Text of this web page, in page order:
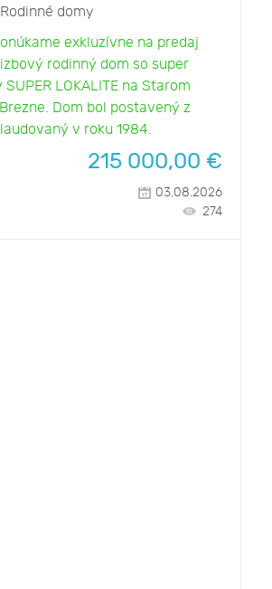
Rodinné domy
exkluzívne na predaj
rodinný dom so super
LOKALITE na Starom
Dom bol postavený z
v roku 1984.
215 000,00 €
03.08.2026
274